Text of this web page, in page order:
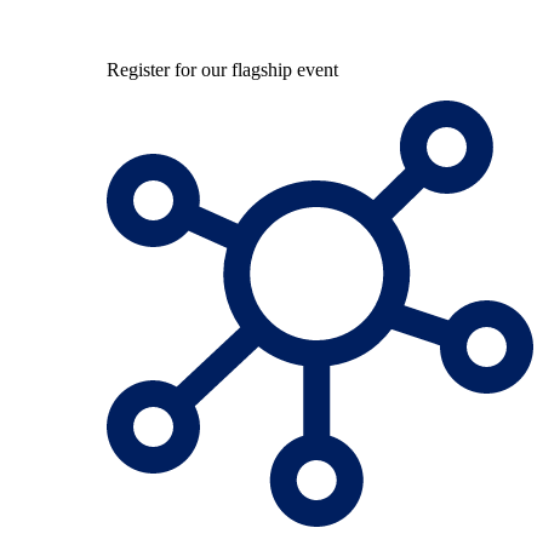
Register for our flagship event